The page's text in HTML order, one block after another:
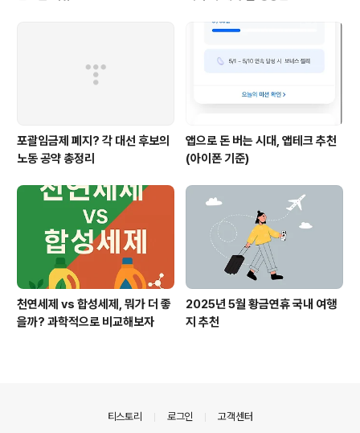
포괄임금제 폐지? 각 대선 후보의
노동 공약 총정리
앱으로 돈 버는 시대, 앱테크 추천
(아이폰 기준)
천연세제 vs 합성세제, 뭐가 더 좋
을까? 과학적으로 비교해보자
2025년 5월 황금연휴 국내 여행
지 추천
티스토리 로그인 고객센터